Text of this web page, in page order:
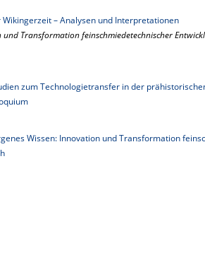
– Analysen und Interpretationen
Transformation feinschmiedetechnischer
zum Technologietransfer in der
Wissen: Innovation und Transformation